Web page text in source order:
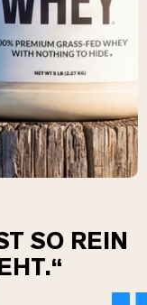
SO REIN